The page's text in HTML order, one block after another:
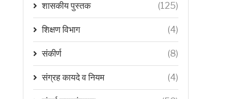
शासकीय पुस्तक (125)
शिक्षण विभाग (4)
संकीर्ण (8)
संग्रह कायदे व नियम (4)